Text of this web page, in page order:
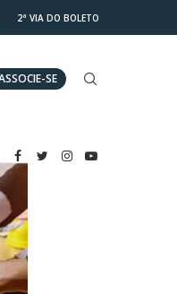
2ª VIA DO BOLETO
SE